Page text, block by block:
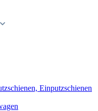
Einputzschienen